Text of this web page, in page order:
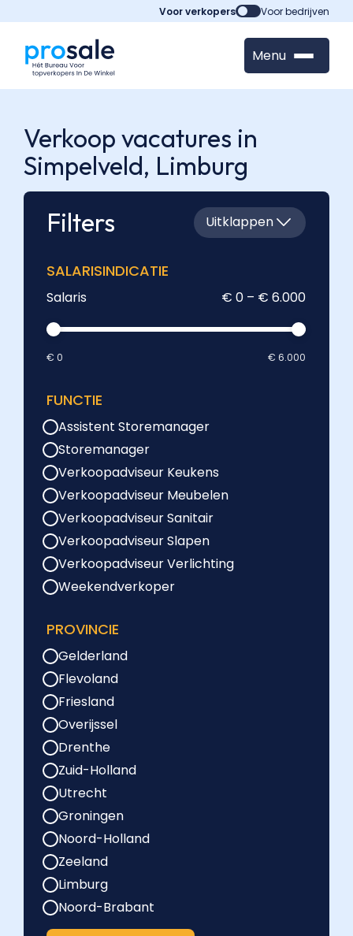
Voor verkopers Voor bedrijven
Menu
Verkoop vacatures in
Simpelveld, Limburg
Filters
Uitklappen
SALARISINDICATIE
Salaris € 0 – € 6.000
€ 0 € 6.000
FUNCTIE
Assistent Storemanager
Storemanager
Verkoopadviseur Keukens
Verkoopadviseur Meubelen
Verkoopadviseur Sanitair
Verkoopadviseur Slapen
Verkoopadviseur Verlichting
Weekendverkoper
PROVINCIE
Gelderland
Flevoland
Friesland
Overijssel
Drenthe
Zuid-Holland
Utrecht
Groningen
Noord-Holland
Zeeland
Limburg
Noord-Brabant